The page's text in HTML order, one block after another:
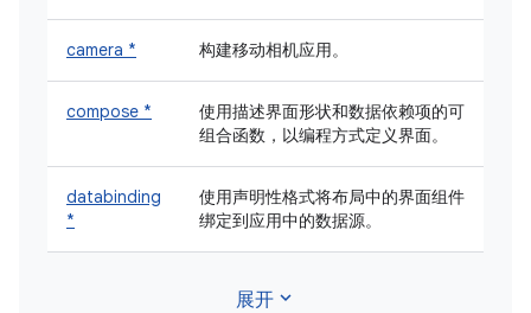
camera * 构建移动相机应用。
compose *
使用描述界面形状和数据依赖项的可
组合函数，以编程方式定义界面。
databinding
*
使用声明性格式将布局中的界面组件
绑定到应用中的数据源。
展开 expand_more